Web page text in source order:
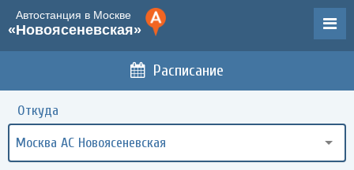
Автостанция в Москве
«Новоясеневская»
Расписание
Откуда
Москва АС Новоясеневская